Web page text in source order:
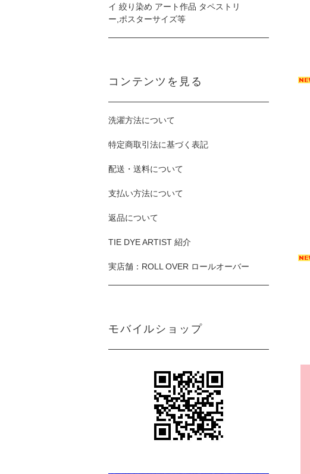
イ 絞り染め アート作品 タペストリ
ー,ポスターサイズ等
コンテンツを見る
洗濯方法について
特定商取引法に基づく表記
配送・送料について
支払い方法について
返品について
TIE DYE ARTIST 紹介
実店舗：ROLL OVER ロールオーバー
モバイルショップ